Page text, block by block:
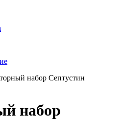
набор Септустин
набор